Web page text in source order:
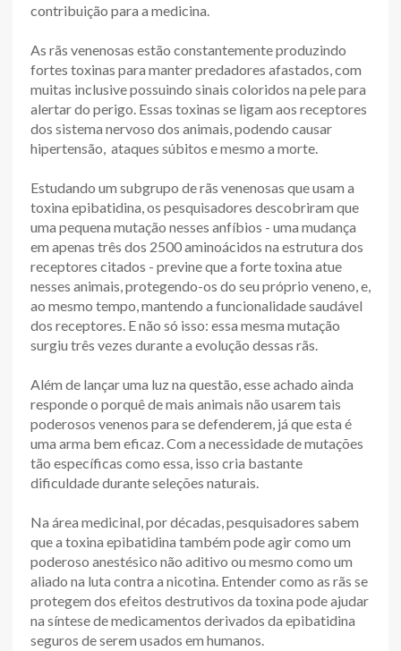
contribuição para a medicina.
As rãs venenosas estão constantemente produzindo
fortes toxinas para manter predadores afastados, com
muitas inclusive possuindo sinais coloridos na pele para
alertar do perigo. Essas toxinas se ligam aos receptores
dos sistema nervoso dos animais, podendo causar
hipertensão, ataques súbitos e mesmo a morte.
Estudando um subgrupo de rãs venenosas que usam a
toxina epibatidina, os pesquisadores descobriram que
uma pequena mutação nesses anfíbios - uma mudança
em apenas três dos 2500 aminoácidos na estrutura dos
receptores citados - previne que a forte toxina atue
nesses animais, protegendo-os do seu próprio veneno, e,
ao mesmo tempo, mantendo a funcionalidade saudável
dos receptores. E não só isso: essa mesma mutação
surgiu três vezes durante a evolução dessas rãs.
Além de lançar uma luz na questão, esse achado ainda
responde o porquê de mais animais não usarem tais
poderosos venenos para se defenderem, já que esta é
uma arma bem eficaz. Com a necessidade de mutações
tão específicas como essa, isso cria bastante
dificuldade durante seleções naturais.
Na área medicinal, por décadas, pesquisadores sabem
que a toxina epibatidina também pode agir como um
poderoso anestésico não aditivo ou mesmo como um
aliado na luta contra a nicotina. Entender como as rãs se
protegem dos efeitos destrutivos da toxina pode ajudar
na síntese de medicamentos derivados da epibatidina
seguros de serem usados em humanos.